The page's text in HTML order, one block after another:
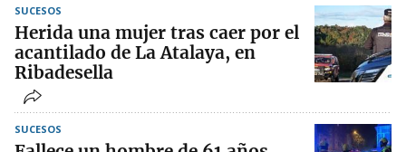
SUCESOS
Herida una mujer tras caer por el
acantilado de La Atalaya, en
Ribadesella
SUCESOS